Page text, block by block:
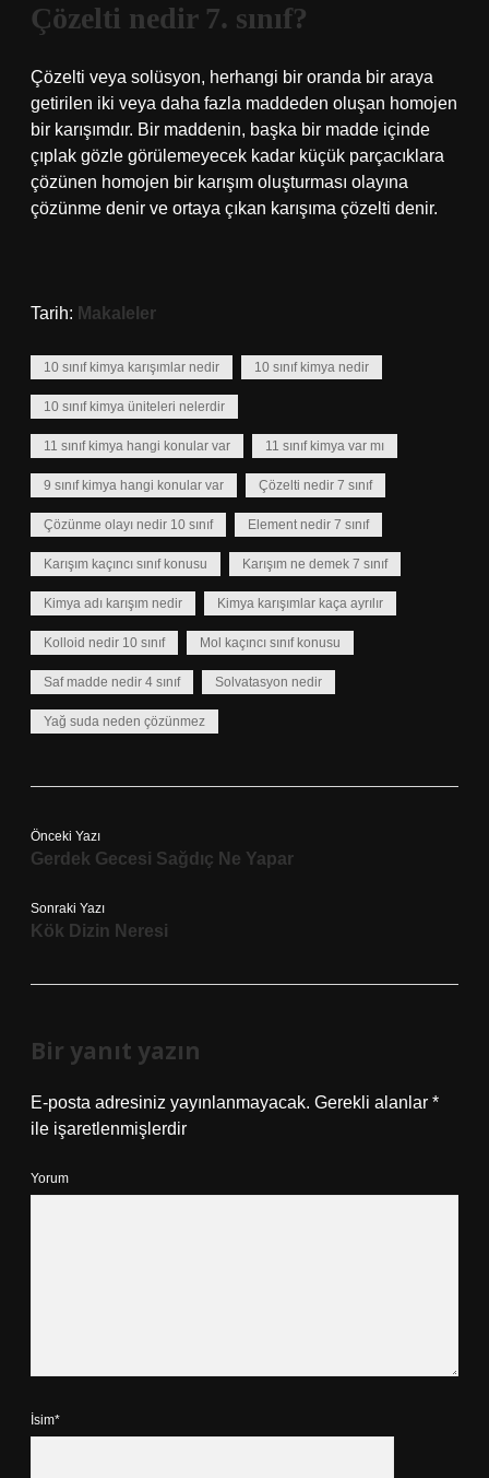
Çözelti nedir 7. sınıf?
Çözelti veya solüsyon, herhangi bir oranda bir araya
getirilen iki veya daha fazla maddeden oluşan homojen
bir karışımdır. Bir maddenin, başka bir madde içinde
çıplak gözle görülemeyecek kadar küçük parçacıklara
çözünen homojen bir karışım oluşturması olayına
çözünme denir ve ortaya çıkan karışıma çözelti denir.
Tarih: Makaleler
10 sınıf kimya karışımlar nedir 10 sınıf kimya nedir
10 sınıf kimya üniteleri nelerdir
11 sınıf kimya hangi konular var 11 sınıf kimya var mı
9 sınıf kimya hangi konular var Çözelti nedir 7 sınıf
Çözünme olayı nedir 10 sınıf Element nedir 7 sınıf
Karışım kaçıncı sınıf konusu Karışım ne demek 7 sınıf
Kimya adı karışım nedir Kimya karışımlar kaça ayrılır
Kolloid nedir 10 sınıf Mol kaçıncı sınıf konusu
Saf madde nedir 4 sınıf Solvatasyon nedir
Yağ suda neden çözünmez
Önceki Yazı
Gerdek Gecesi Sağdıç Ne Yapar
Sonraki Yazı
Kök Dizin Neresi
Bir yanıt yazın
E-posta adresiniz yayınlanmayacak. Gerekli alanlar *
ile işaretlenmişlerdir
Yorum
İsim*